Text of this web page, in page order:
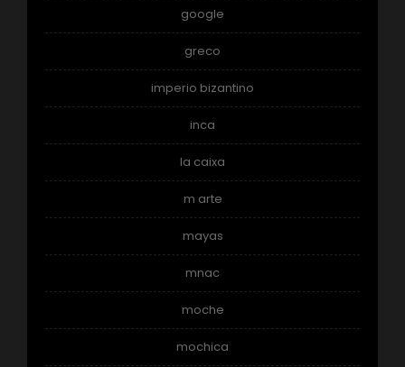
google
greco
imperio bizantino
inca
la caixa
m arte
mayas
mnac
moche
mochica